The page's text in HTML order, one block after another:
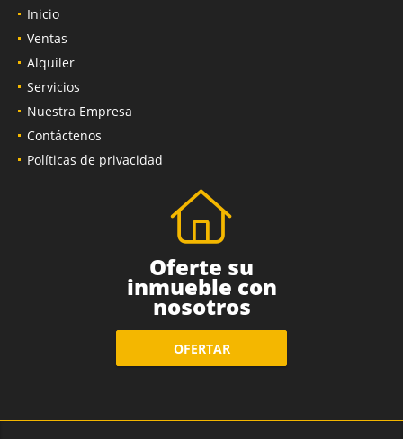
Inicio
Ventas
Alquiler
Servicios
Nuestra Empresa
Contáctenos
Políticas de privacidad
Oferte su
inmueble con
nosotros
OFERTAR